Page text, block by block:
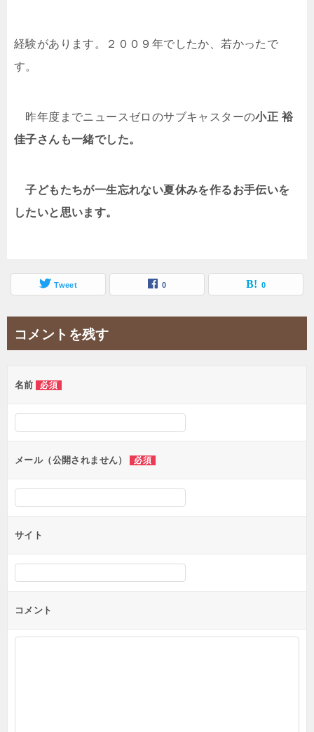
経験があります。２００９年でしたか、若かったで
す。
昨年度までニュースゼロのサブキャスターの小正 裕
佳子さんも一緒でした。
子どもたちが一生忘れない夏休みを作るお手伝いを
したいと思います。
Tweet 0 0
コメントを残す
名前 必須
メール（公開されません） 必須
サイト
コメント